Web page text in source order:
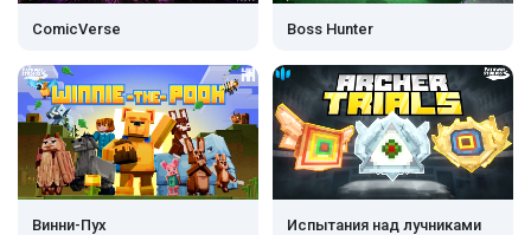
ComicVerse Boss Hunter
Винни-Пух Испытания над лучниками